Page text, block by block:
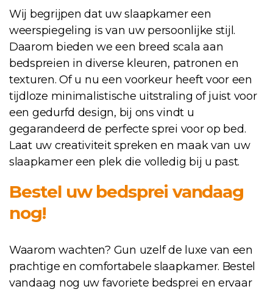
Wij begrijpen dat uw slaapkamer een
weerspiegeling is van uw persoonlijke stijl.
Daarom bieden we een breed scala aan
bedspreien in diverse kleuren, patronen en
texturen. Of u nu een voorkeur heeft voor een
tijdloze minimalistische uitstraling of juist voor
een gedurfd design, bij ons vindt u
gegarandeerd de perfecte sprei voor op bed.
Laat uw creativiteit spreken en maak van uw
slaapkamer een plek die volledig bij u past.
Bestel uw bedsprei vandaag
nog!
Waarom wachten? Gun uzelf de luxe van een
prachtige en comfortabele slaapkamer. Bestel
vandaag nog uw favoriete bedsprei en ervaar